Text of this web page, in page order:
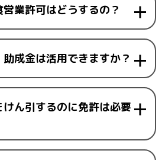
業許可はどうするの？
成金は活用できますか？
けん引するのに免許は必要